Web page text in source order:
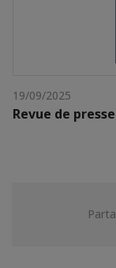
19/09/2025
Revue de